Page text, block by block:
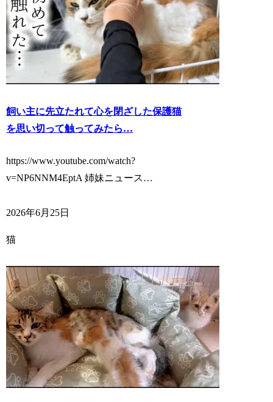
飼い主に先立たれて心を閉ざした保護猫
を思い切って触ってみたら…
https://www.youtube.com/watch?
v=NP6NNM4EptA 姉妹ニュース…
2026年6月25日
猫